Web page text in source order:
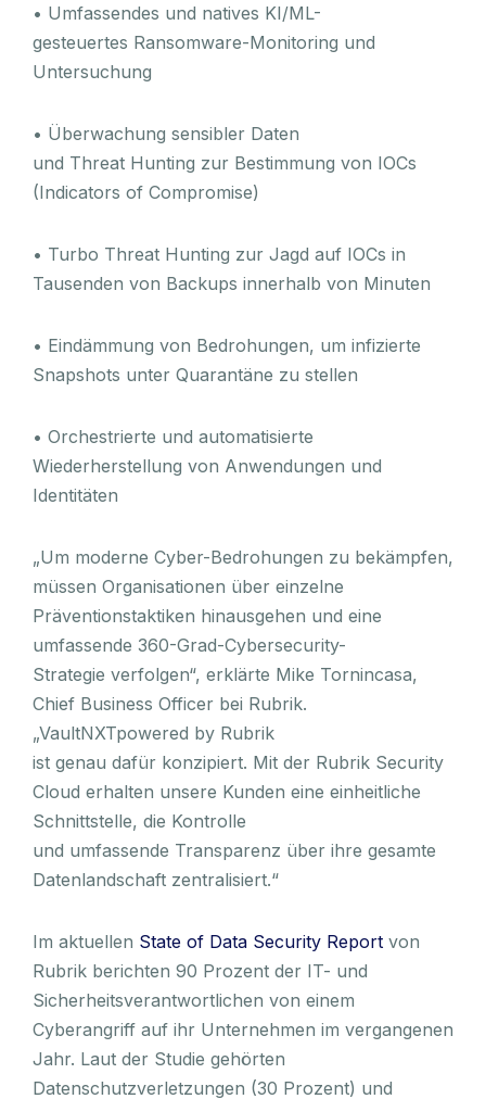
• Umfassendes und natives KI/ML-
gesteuertes Ransomware-Monitoring und
Untersuchung
• Überwachung sensibler Daten
und Threat Hunting zur Bestimmung von IOCs
(Indicators of Compromise)
• Turbo Threat Hunting zur Jagd auf IOCs in
Tausenden von Backups innerhalb von Minuten
• Eindämmung von Bedrohungen, um infizierte
Snapshots unter Quarantäne zu stellen
• Orchestrierte und automatisierte
Wiederherstellung von Anwendungen und
Identitäten
„Um moderne Cyber-Bedrohungen zu bekämpfen,
müssen Organisationen über einzelne
Präventionstaktiken hinausgehen und eine
umfassende 360-Grad-Cybersecurity-
Strategie verfolgen“, erklärte Mike Tornincasa,
Chief Business Officer bei Rubrik.
„VaultNXTpowered by Rubrik
ist genau dafür konzipiert. Mit der Rubrik Security
Cloud erhalten unsere Kunden eine einheitliche
Schnittstelle, die Kontrolle
und umfassende Transparenz über ihre gesamte
Datenlandschaft zentralisiert.“
Im aktuellen State of Data Security Report von
Rubrik berichten 90 Prozent der IT- und
Sicherheitsverantwortlichen von einem
Cyberangriff auf ihr Unternehmen im vergangenen
Jahr. Laut der Studie gehörten
Datenschutzverletzungen (30 Prozent) und